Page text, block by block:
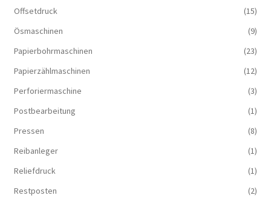
Offsetdruck
(15)
Ösmaschinen
(9)
Papierbohrmaschinen
(23)
Papierzählmaschinen
(12)
Perforiermaschine
(3)
Postbearbeitung
(1)
Pressen
(8)
Reibanleger
(1)
Reliefdruck
(1)
Restposten
(2)